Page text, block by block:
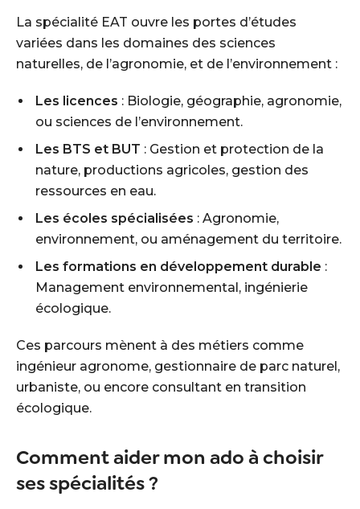
La spécialité EAT ouvre les portes d’études
variées dans les domaines des sciences
naturelles, de l’agronomie, et de l’environnement :
Les licences : Biologie, géographie, agronomie,
ou sciences de l’environnement.
Les BTS et BUT : Gestion et protection de la
nature, productions agricoles, gestion des
ressources en eau.
Les écoles spécialisées : Agronomie,
environnement, ou aménagement du territoire.
Les formations en développement durable :
Management environnemental, ingénierie
écologique.
Ces parcours mènent à des métiers comme
ingénieur agronome, gestionnaire de parc naturel,
urbaniste, ou encore consultant en transition
écologique.
Comment aider mon ado à choisir
ses spécialités ?